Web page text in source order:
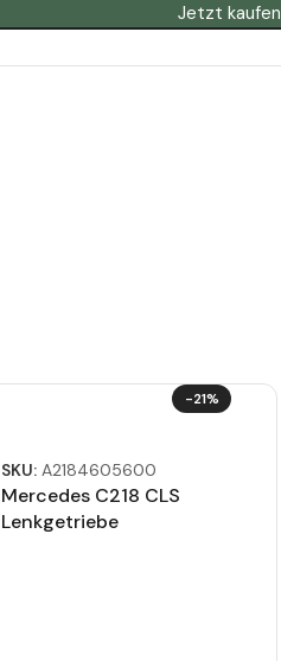
Jetzt kaufen
-21%
SKU: A2184605600
Mercedes C218 CLS
Lenkgetriebe